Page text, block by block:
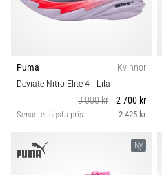
Puma
Kvinnor
Deviate Nitro Elite 4- Lila
3 000 kr
2 700 kr
Senaste lägsta pris 2 425 kr
Ny